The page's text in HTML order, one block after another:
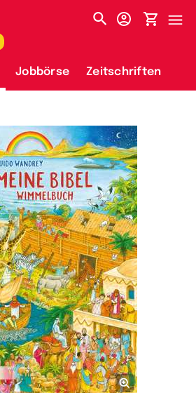
Jobbörse Zeitschriften